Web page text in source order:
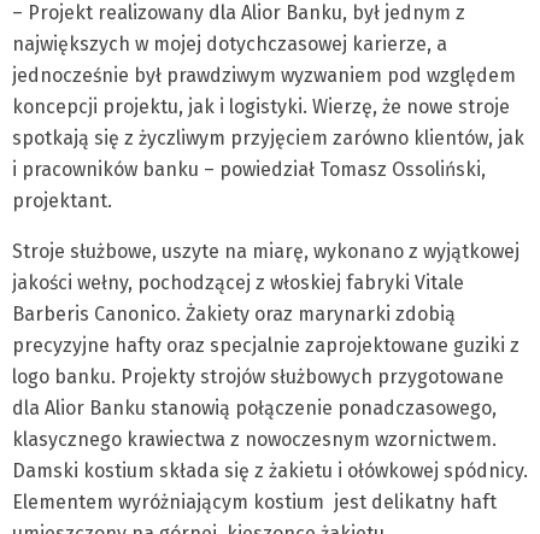
– Projekt realizowany dla Alior Banku, był jednym z
największych w mojej dotychczasowej karierze, a
jednocześnie był prawdziwym wyzwaniem pod względem
koncepcji projektu, jak i logistyki. Wierzę, że nowe stroje
spotkają się z życzliwym przyjęciem zarówno klientów, jak
i pracowników banku – powiedział Tomasz Ossoliński,
projektant.
Stroje służbowe, uszyte na miarę, wykonano z wyjątkowej
jakości wełny, pochodzącej z włoskiej fabryki Vitale
Barberis Canonico. Żakiety oraz marynarki zdobią
precyzyjne hafty oraz specjalnie zaprojektowane guziki z
logo banku. Projekty strojów służbowych przygotowane
dla Alior Banku stanowią połączenie ponadczasowego,
klasycznego krawiectwa z nowoczesnym wzornictwem.
Damski kostium składa się z żakietu i ołówkowej spódnicy.
Elementem wyróżniającym kostium jest delikatny haft